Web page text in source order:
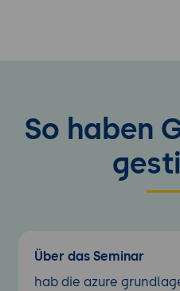
So haben
Über das Seminar
hab die azure